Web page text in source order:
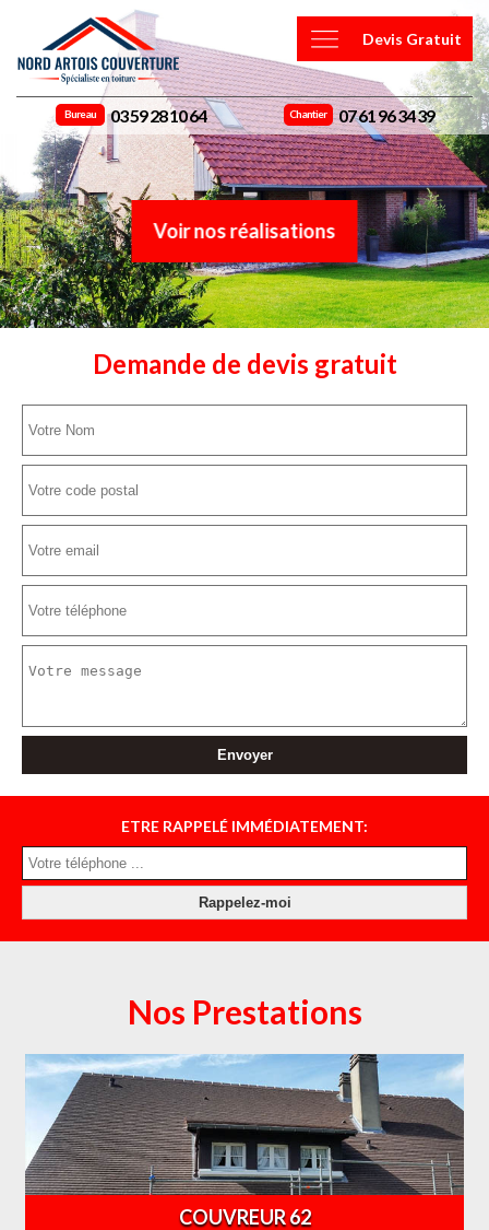
Devis Gratuit
Bureau 03 59 28 10 64 Chantier 07 61 96 34 39
Voir nos réalisations
Demande de devis gratuit
ETRE RAPPELÉ IMMÉDIATEMENT:
Nos Prestations
COUVREUR 62